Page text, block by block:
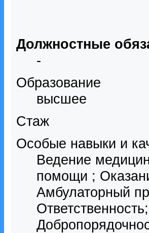
Должностные
-
Образование
высшее
Стаж
Особые навыки и
Ведение
помощи ;
Амбулаторный